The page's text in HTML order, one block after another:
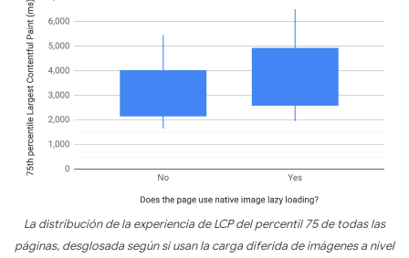
La distribución de la experiencia de LCP del percentil 75 de todas las
páginas, desglosada según si usan la carga diferida de imágenes a nivel